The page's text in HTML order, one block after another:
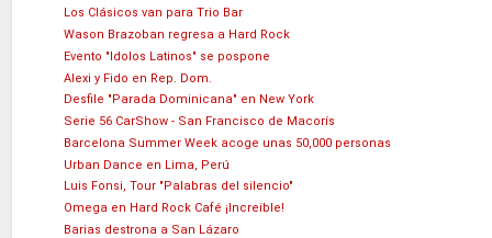
Los Clásicos van para Trio Bar
Wason Brazoban regresa a Hard Rock
Evento "Idolos Latinos" se pospone
Alexi y Fido en Rep. Dom.
Desfile "Parada Dominicana" en New York
Serie 56 CarShow - San Francisco de Macorís
Barcelona Summer Week acoge unas 50,000 personas
Urban Dance en Lima, Perú
Luis Fonsi, Tour "Palabras del silencio"
Omega en Hard Rock Café ¡Increible!
Barias destrona a San Lázaro